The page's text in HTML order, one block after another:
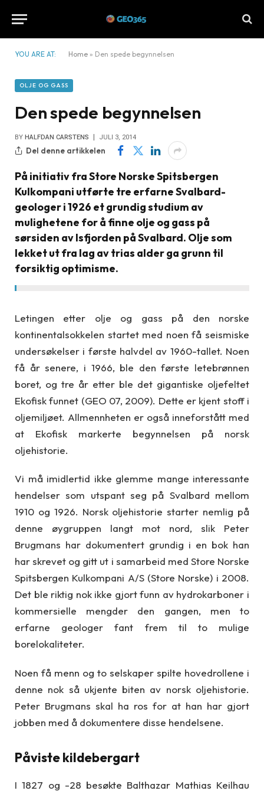
YOU ARE AT: Home » Den spede begynnelsen
OLJE OG GASS
Den spede begynnelsen
BY HALFDAN CARSTENS JULI 3, 2014
Del denne artikkelen
På initiativ fra Store Norske Spitsbergen
Kulkompani utførte tre erfarne Svalbard-
geologer i 1926 et grundig studium av
mulighetene for å finne olje og gass på
sørsiden av Isfjorden på Svalbard. Olje som
lekket ut fra lag av trias alder ga grunn til
forsiktig optimisme.
Letingen etter olje og gass på den norske
kontinentalsokkelen startet med noen få seismiske
undersøkelser i første halvdel av 1960-tallet. Noen
få år senere, i 1966, ble den første letebrønnen
boret, og tre år etter ble det gigantiske oljefeltet
Ekofisk funnet (GEO 07, 2009). Dette er kjent stoff i
oljemiljøet. Allmennheten er også inneforstått med
at Ekofisk markerte begynnelsen på norsk
oljehistorie.
Vi må imidlertid ikke glemme mange interessante
hendelser som utspant seg på Svalbard mellom
1910 og 1926. Norsk oljehistorie starter nemlig på
denne øygruppen langt mot nord, slik Peter
Brugmans har dokumentert grundig i en bok han
har skrevet og gitt ut i samarbeid med Store Norske
Spitsbergen Kulkompani A/S (Store Norske) i 2008.
Det ble riktig nok ikke gjort funn av hydrokarboner i
kommersielle mengder den gangen, men to
erfarne geologer fant frem til to mulige
borelokaliteter.
Noen få menn og to selskaper spilte hovedrollene i
denne nok så ukjente biten av norsk oljehistorie.
Peter Brugmans skal ha ros for at han har gjort
jobben med å dokumentere disse hendelsene.
Påviste kildebergart
I 1827 og -28 besøkte Balthazar Mathias Keilhau